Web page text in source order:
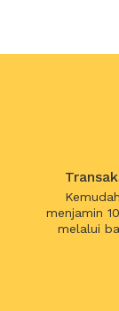
menjamin
melalui